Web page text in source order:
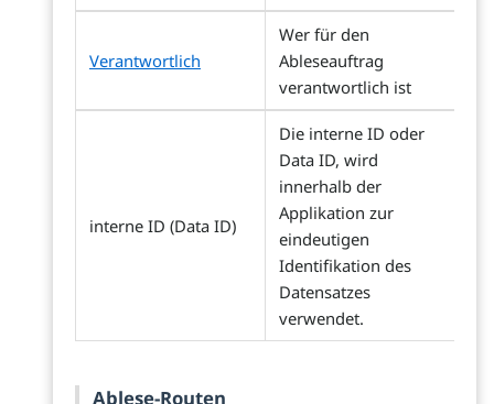
Verantwortlich
Wer für den
Ableseauftrag
verantwortlich ist
interne ID (Data ID)
Die interne ID oder
Data ID, wird
innerhalb der
Applikation zur
eindeutigen
Identifikation des
Datensatzes
verwendet.
Ablese-Routen